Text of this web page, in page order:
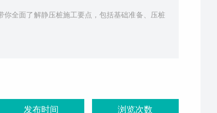
全面了解静压桩施工要点，包括基础准备、压桩
发布时间 浏览次数